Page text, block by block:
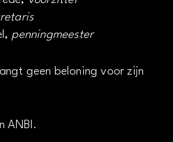
penningmeester
geen beloning voor zijn
ANBI.